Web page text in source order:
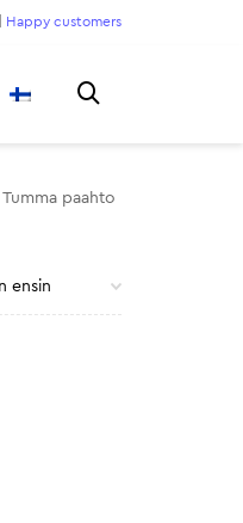
Happy customers
Tumma paahto